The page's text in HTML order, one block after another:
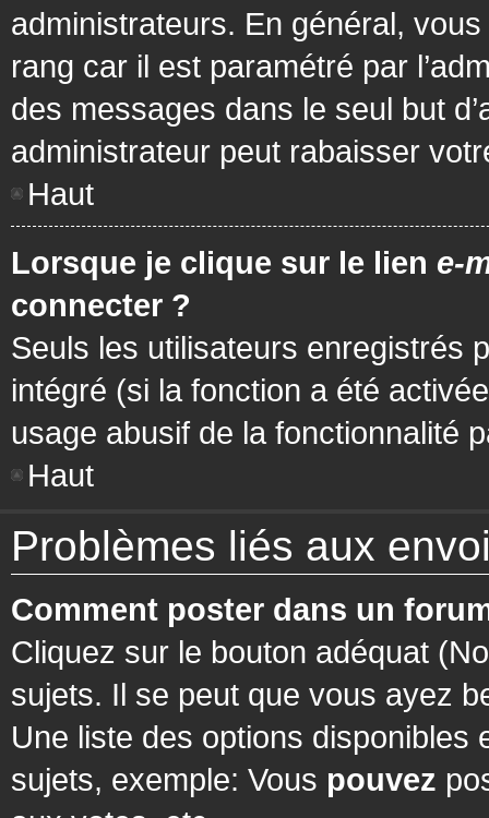
administrateurs. En général,
rang car il est paramétré par
des messages dans le seul but
administrateur peut rabaisser
Haut
Lorsque je clique sur le lien e-
connecter ?
Seuls les utilisateurs enregistrés
intégré (si la fonction a été
usage abusif de la fonctionnalité
Haut
Problèmes liés aux
Comment poster dans un
Cliquez sur le bouton adéquat
sujets. Il se peut que vous ayez
Une liste des options
sujets, exemple: Vous pouvez